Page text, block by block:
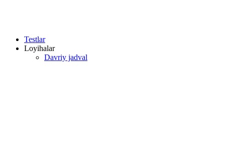
Testlar
Loyihalar
Davriy jadval